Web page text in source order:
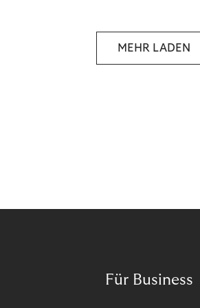
MEHR LADEN
Für Business